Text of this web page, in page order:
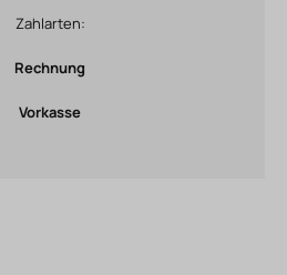
Zahlarten:
Rechnung
Vorkasse